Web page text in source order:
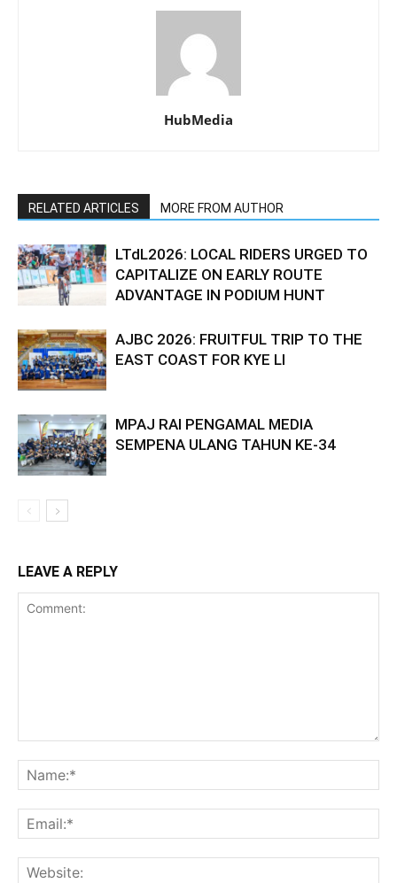
HubMedia
RELATED ARTICLES MORE FROM AUTHOR
LTdL2026: LOCAL RIDERS URGED TO
CAPITALIZE ON EARLY ROUTE
ADVANTAGE IN PODIUM HUNT
AJBC 2026: FRUITFUL TRIP TO THE
EAST COAST FOR KYE LI
MPAJ RAI PENGAMAL MEDIA
SEMPENA ULANG TAHUN KE-34
LEAVE A REPLY